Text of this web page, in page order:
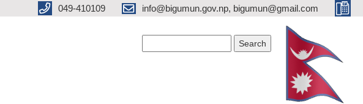
049-410109 info@bigumun.gov.np, bigumun@gmail.com